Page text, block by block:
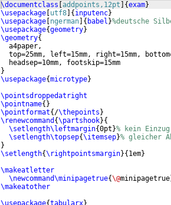
\documentclass addpoints,12pt {exam}
\usepackage utf8 { inputenc}
\usepackage ngerman { babel }%deutsche
\usepackage{geometry}
\geometry{
  a4paper,
top=25mm, left=15mm, right=15mm,
  headsep=10mm, footskip=15mm
}
\usepackage{microtype}
\pointsdroppedatright
\pointname{ }
\pointformat{ /\thepoints }
\renewcommand {\partshook}{
\setlength\leftmargin{0pt }% kein
\setlength\topsep{\itemsep}% gleicher
}
\setlength{\rightpointsmargin}{ 1em}
\makeatletter
\newcommand\minipagetrue{\@minipagetrue
\makeatother